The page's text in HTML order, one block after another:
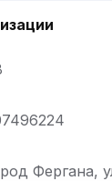
Фергана,